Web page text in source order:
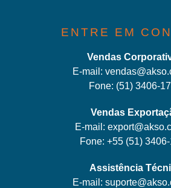
ENTRE EM
Vendas
E-mail:
Fone: (51) 3406-
Vendas
E-mail:
Fone: +55 (51)
Assistência
E-mail: